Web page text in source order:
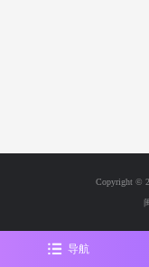
Copyright ©
导航